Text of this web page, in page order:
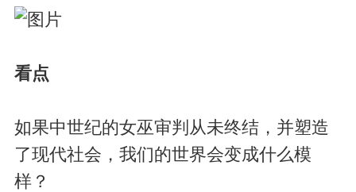
看点
如果中世纪的女巫审判从未终结，并塑造
了现代社会，我们的世界会变成什么模
样？